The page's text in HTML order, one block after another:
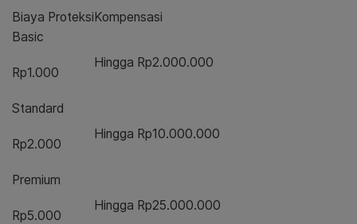
Biaya ProteksiKompensasi
Basic
Rp1.000
Hingga Rp2.000.000
Standard
Rp2.000
Hingga Rp10.000.000
Premium
Rp5.000
Hingga Rp25.000.000